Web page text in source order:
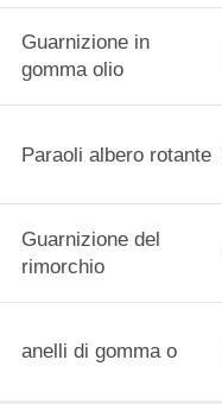
Guarnizione in
gomma olio
Paraoli albero rotante
Guarnizione del
rimorchio
anelli di gomma o